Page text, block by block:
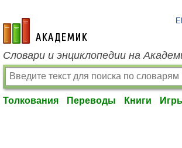
academic.ru
Словари и энциклопедии на
Толкования Переводы Книги